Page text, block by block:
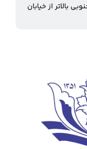
بالاتر از خیابان